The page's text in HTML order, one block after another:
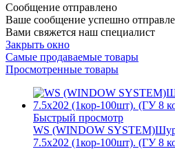
Сообщение отправлено
Ваше сообщение успешно
Вами свяжется наш специалист
Закрыть окно
Самые продаваемые товары
Просмотренные товары
Быстрый просмотр
WS (WINDOW
7.5х202 (1кор-100шт). (ГУ 8